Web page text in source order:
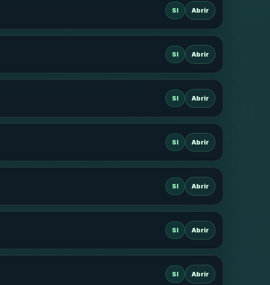
SI Abrir
SI Abrir
SI Abrir
SI Abrir
SI Abrir
SI Abrir
SI Abrir